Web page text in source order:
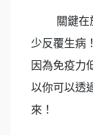
關鍵
少反覆生病
因為免疫力
以你可以透
來！